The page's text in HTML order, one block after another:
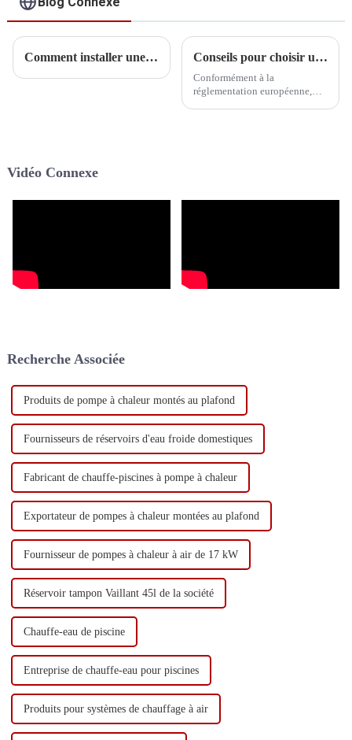
Comment installer une pompe à chaleur R290 à la maison Conseils pour choisir un fabricant fiable de pompes à chaleur au propane R290
Conformément à la
réglementation européenne,
doivent utiliser le réfrigérant
Vidéo Connexe
Recherche Associée
Produits de pompe à chaleur montés au plafond
Fournisseurs de réservoirs d'eau froide domestiques
Fabricant de chauffe-piscines à pompe à chaleur
Exportateur de pompes à chaleur montées au plafond
Fournisseur de pompes à chaleur à air de 17 kW
Réservoir tampon Vaillant 45l de la société
Chauffe-eau de piscine
Entreprise de chauffe-eau pour piscines
Produits pour systèmes de chauffage à air